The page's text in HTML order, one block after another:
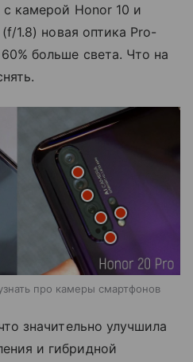
камерой Honor 10 и
1.8) новая оптика Pro-
больше света. Что на
про камеры смартфонов
значительно улучшила
и гибридной